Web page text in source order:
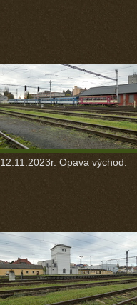
12.11.2023r. Opava východ.